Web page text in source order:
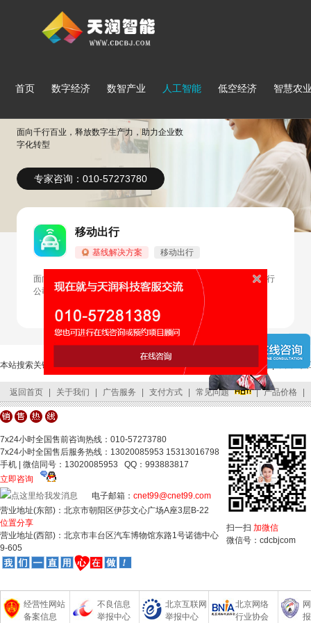
首页 数字经济 数智产业 人工智能 低空经济 智慧农
面向千行百业，释放数字生产力，助力企业数
字化转型
专家咨询：010-57273780
移动出行
基线解决方案 移动出行
面向体验提升、业务运营、司乘安全、降本增效等场景，帮助出行
公司解决行车安全、高效运营、用户体验等核心问题
本站搜索关键词：人工智能开发|AI人工智能开发|北京人工智能开发公司 中国AI
返回首页 关于我们 广告服务 支付方式 常见问题 | 产品价格
客服中心
7x24小时全国售前咨询热线：010-57273780
7x24小时全国售后服务热线：13020085953 15313016798
手机 | 微信同号：13020085953 QQ：993883817
立即咨询
电子邮箱： cnet99@cnet99.com
营业地址(东部)：北京市朝阳区伊莎文心广场A座3层B-22
位置分享
营业地址(西部)：北京市丰台区汽车博物馆东路1号诺德中心
9-605
扫一扫 加微信
微信号：cdcbjcom
经营性网站
备案信息
不良信息
举报中心
北京互联网
举报中心
北京网络
行业协会